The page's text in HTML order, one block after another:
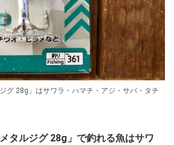
グ 28g」はサワラ・ハマチ・アジ・サバ・タチ
タルジグ 28g」で釣れる魚はサワ